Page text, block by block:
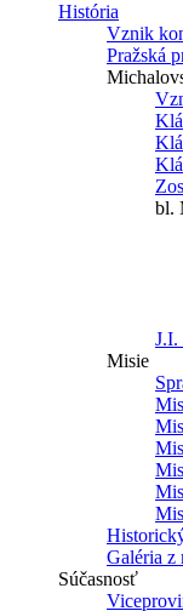
História
Vznik
Pražská
bl.
J.I.
Misie
Galéria z
Súčasnosť